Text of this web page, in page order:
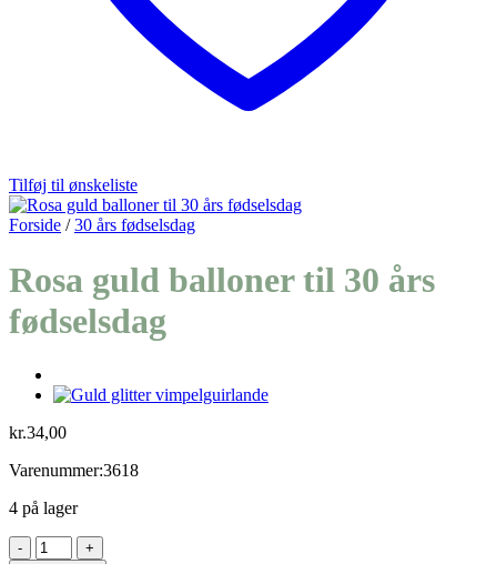
Tilføj til ønskeliste
Forside / 30 års fødselsdag
Rosa guld balloner til 30 års
fødselsdag
kr.34,00
Varenummer:3618
4 på lager
Rosa